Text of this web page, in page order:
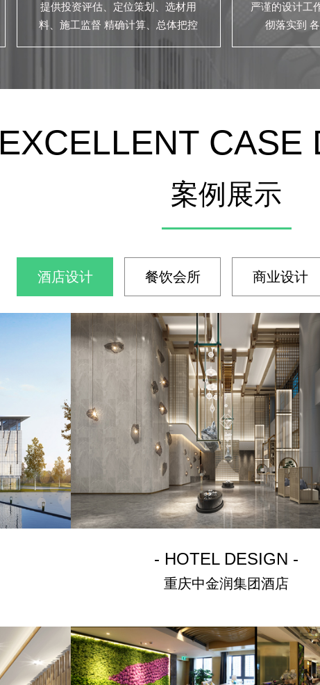
提供投资评估、定位策划、选材用
料、施工监督 精确计算、总体把控
严谨的设计工
彻落实到
EXCELLENT CASE
案例展示
酒店设计 餐饮会所 商业设计
- HOTEL DESIGN -
重庆中金润集团酒店